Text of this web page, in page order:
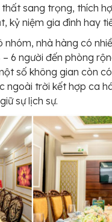
sang trọng, thích
kỷ niệm gia đình hay
nhóm, nhà hàng có
6 người đến phòng
số không gian còn
ngoài trời kết hợp ca
sự lịch sự.